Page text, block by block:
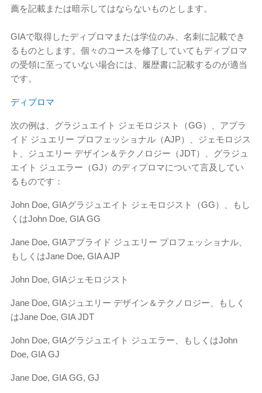
薦を記載または暗示してはならないものとします。
GIAで取得したディプロマまたは学位のみ、名刺に記載でき
るものとします。個々のコースを修了していてもディプロマ
の受領に至っていない場合には、履歴書に記載するのが適当
です。
ディプロマ
次の例は、グラジュエイト ジェモロジスト（GG）、アプラ
イド ジュエリー プロフェッショナル（AJP）、ジェモロジス
ト、ジュエリー デザイン＆テクノロジー（JDT）、グラジュ
エイト ジュエラー（GJ）のディプロマについて言及してい
るものです：
John Doe, GIAグラジュエイト ジェモロジスト（GG）、もし
くはJohn Doe, GIA GG
Jane Doe, GIAアプライド ジュエリー プロフェッショナル、
もしくはJane Doe, GIA AJP
John Doe, GIAジェモロジスト
Jane Doe, GIAジュエリー デザイン＆テクノロジー、もしく
はJane Doe, GIA JDT
John Doe, GIAグラジュエイト ジュエラー、もしくはJohn
Doe, GIA GJ
Jane Doe, GIA GG, GJ